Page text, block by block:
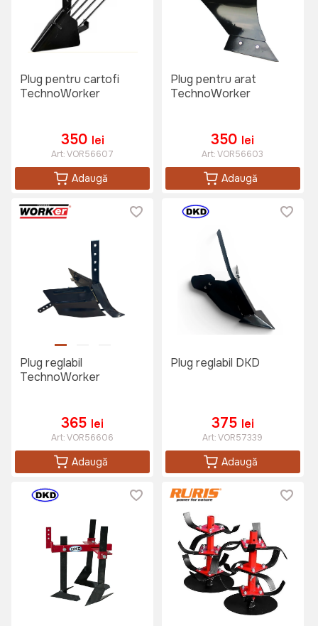
Plug pentru cartofi
TechnoWorker
350 lei
Art:VOR56607
Adaugă
Plug pentru arat
TechnoWorker
350 lei
Art:VOR56603
Adaugă
Plug reglabil
TechnoWorker
365 lei
Art:VOR56606
Adaugă
Plug reglabil DKD
375 lei
Art:VOR57339
Adaugă